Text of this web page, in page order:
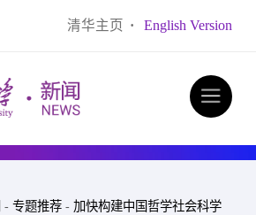
清华主页 · English Version
- 专题推荐- 加快构建中国哲学社会科学